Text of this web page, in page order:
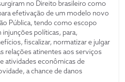
no Direito brasileiro como
efetivação de um modelo novo
Pública, tendo como escopo
injunções políticas, para,
fiscalizar, normatizar e julgar
relações atinentes aos serviços
atividades econômicas de
a chance de danos